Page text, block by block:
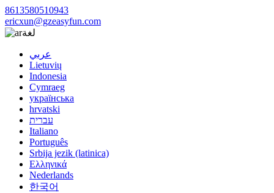
8613580510943
ericxun@gzeasyfun.com
لغة
عربي
Lietuvių
Indonesia
Cymraeg
українська
hrvatski
עברית
Italiano
Português
Srbija jezik (latinica)
Ελληνικά
Nederlands
한국어